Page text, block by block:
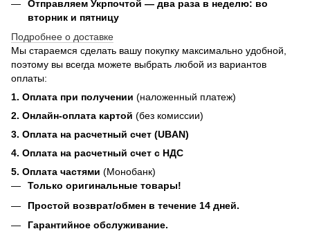
Отправляем Укрпочтой — два раза в неделю: во
вторник и пятницу
Подробнее о доставке
Мы стараемся сделать вашу покупку максимально удобной,
поэтому вы всегда можете выбрать любой из вариантов
оплаты:
1. Оплата при получении (наложенный платеж)
2. Онлайн-оплата картой (без комиссии)
3. Оплата на расчетный счет (UBAN)
4. Оплата на расчетный счет с НДС
5. Оплата частями (Монобанк)
Только оригинальные товары!
Простой возврат/обмен в течение 14 дней.
Гарантийное обслуживание.